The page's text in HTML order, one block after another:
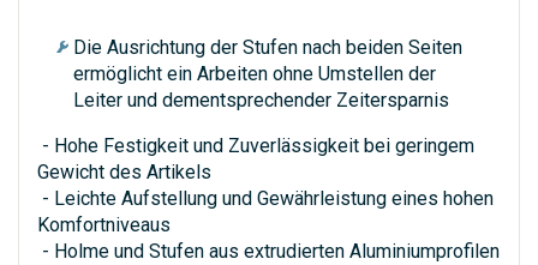
Die Ausrichtung der Stufen nach beiden Seiten
ermöglicht ein Arbeiten ohne Umstellen der
Leiter und dementsprechender Zeitersparnis
- Hohe Festigkeit und Zuverlässigkeit bei geringem
Gewicht des Artikels
- Leichte Aufstellung und Gewährleistung eines hohen
Komfortniveaus
- Holme und Stufen aus extrudierten Aluminiumprofilen